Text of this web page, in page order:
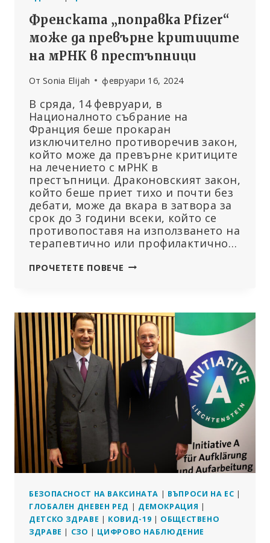
Френската „поправка Pfizer“
може да превърне критиците
на мРНК в престъпници
От Sonia Elijah февруари 16, 2024
В сряда, 14 февруари, в
Националното събрание на
Франция беше прокаран
изключително противоречив закон,
който може да превърне критиците
на лечението с мРНК в
престъпници. Драконовският закон,
който беше приет тихо и почти без
дебати, може да вкара в затвора за
срок до 3 години всеки, който се
противопоставя на използването на
терапевтично или профилактично…
ПРОЧЕТЕТЕ ПОВЕЧЕ ФРЕНСКАТА
ДА
ПРЕВЪРНЕ
КРИТИЦИТЕ
НА
МРНК
ПРЕСТЪПНИЦИ
БЕЗОПАСНОСТ НА ВАКСИНАТА | ВЪПРОСИ НА ЕС |
ГЛОБАЛЕН ДНЕВЕН РЕД | ДЕМОКРАЦИЯ |
ДЕТСКО ЗДРАВЕ | КОВИД-19 | ОБЩЕСТВЕНО
ЗДРАВЕ | СЗО | ЦИФРОВО НАБЛЮДЕНИЕ